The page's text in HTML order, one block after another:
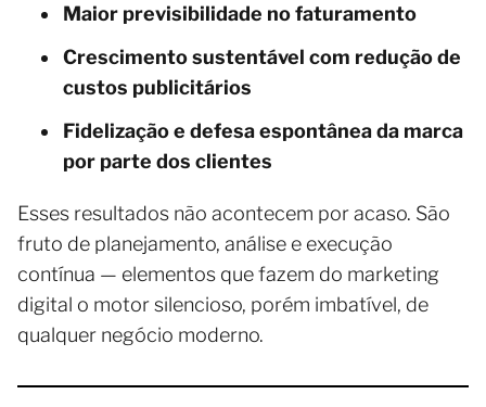
Maior previsibilidade no faturamento
Crescimento sustentável com redução de
custos publicitários
Fidelização e defesa espontânea da marca
por parte dos clientes
Esses resultados não acontecem por acaso. São
fruto de planejamento, análise e execução
contínua — elementos que fazem do marketing
digital o motor silencioso, porém imbatível, de
qualquer negócio moderno.